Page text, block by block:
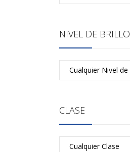
NIVEL DE BRILLO
CLASE